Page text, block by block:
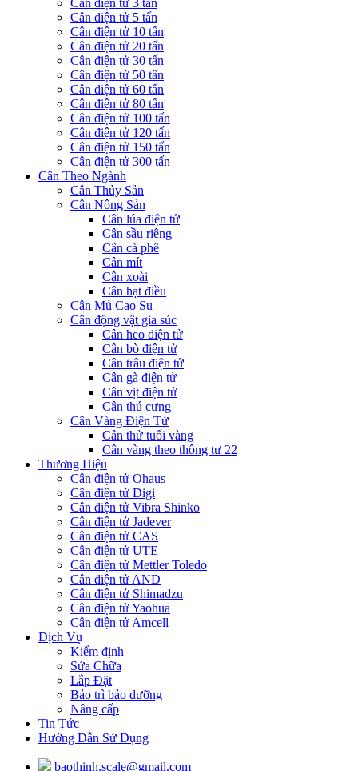
Cân điện tử 3 tấn
Cân điện tử 5 tấn
Cân điện tử 10 tấn
Cân điện tử 20 tấn
Cân điện tử 30 tấn
Cân điện tử 50 tấn
Cân điện tử 60 tấn
Cân điện tử 80 tấn
Cân điện tử 100 tấn
Cân điện tử 120 tấn
Cân điện tử 150 tấn
Cân điện tử 300 tấn
Cân Theo Ngành
Cân Thủy Sản
Cân Nông Sản
Cân lúa điện tử
Cân sầu riêng
Cân cà phê
Cân mít
Cân xoài
Cân hạt điều
Cân Mủ Cao Su
Cân động vật gia súc
Cân heo điện tử
Cân bò điện tử
Cân trâu điện tử
Cân gà điện tử
Cân vịt điện tử
Cân thú cưng
Cân Vàng Điện Tử
Cân thử tuổi vàng
Cân vàng theo thông tư 22
Thương Hiệu
Cân điện tử Ohaus
Cân điện tử Digi
Cân điện tử Vibra Shinko
Cân điện tử Jadever
Cân điện tử CAS
Cân điện tử UTE
Cân điện tử Mettler Toledo
Cân điện tử AND
Cân điện tử Shimadzu
Cân điện tử Yaohua
Cân điện tử Amcell
Dịch Vụ
Kiểm định
Sửa Chữa
Lắp Đặt
Bảo trì bảo dưỡng
Nâng cấp
Tin Tức
Hướng Dẫn Sử Dụng
baothinh.scale@gmail.com